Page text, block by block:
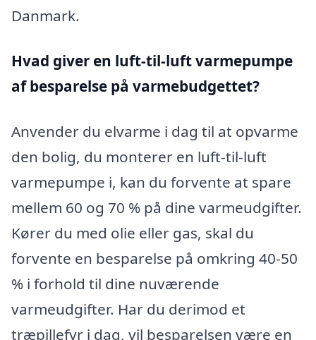
Danmark.
Hvad giver en luft-til-luft varmepumpe
af besparelse på varmebudgettet?
Anvender du elvarme i dag til at opvarme
den bolig, du monterer en luft-til-luft
varmepumpe i, kan du forvente at spare
mellem 60 og 70 % på dine varmeudgifter.
Kører du med olie eller gas, skal du
forvente en besparelse på omkring 40-50
% i forhold til dine nuværende
varmeudgifter. Har du derimod et
træpillefyr i dag, vil besparelsen være en